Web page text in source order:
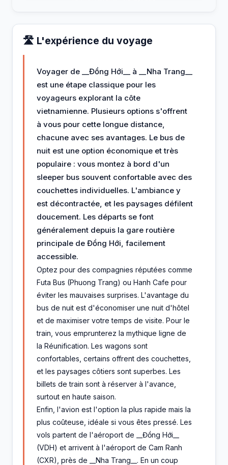
🛣️ L'expérience du voyage
Voyager de __Đồng Hới__ à __Nha Trang__
est une étape classique pour les
voyageurs explorant la côte
vietnamienne. Plusieurs options s'offrent
à vous pour cette longue distance,
chacune avec ses avantages. Le bus de
nuit est une option économique et très
populaire : vous montez à bord d'un
sleeper bus souvent confortable avec des
couchettes individuelles. L'ambiance y
est décontractée, et les paysages défilent
doucement. Les départs se font
généralement depuis la gare routière
principale de Đồng Hới, facilement
accessible.
Optez pour des compagnies réputées comme
Futa Bus (Phuong Trang) ou Hanh Cafe pour
éviter les mauvaises surprises. L'avantage du
bus de nuit est d'économiser une nuit d'hôtel
et de maximiser votre temps de visite. Pour le
train, vous emprunterez la mythique ligne de
la Réunification. Les wagons sont
confortables, certains offrent des couchettes,
et les paysages côtiers sont superbes. Les
billets de train sont à réserver à l'avance,
surtout en haute saison.
Enfin, l'avion est l'option la plus rapide mais la
plus coûteuse, idéale si vous êtes pressé. Les
vols partent de l'aéroport de __Đồng Hới__
(VDH) et arrivent à l'aéroport de Cam Ranh
(CXR), près de __Nha Trang__. En un coup